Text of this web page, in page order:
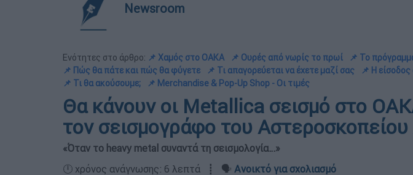
Newsroom
Ενότητες στο άρθρο: 📌 Χαμός στο ΟΑΚΑ 📌 Ουρές από νωρίς το πρωί
📌 Το
📌 Πώς θα πάτε και πώς θα φύγετε
📌 Τι απαγορεύεται να έχετε μαζί σας
📌 Η
📌 Τι θα ακούσουμε;
📌 Merchandise & Pop-Up Shop - Οι τιμές
Θα κάνουν οι Metallica σεισμό στο
τον σεισμογράφο του
«Όταν το heavy metal συναντά τη σεισμολογία…»
🕛 χρόνος ανάγνωσης: 6 λεπτά ┋ 🗣️ Ανοικτό για σχολιασμό